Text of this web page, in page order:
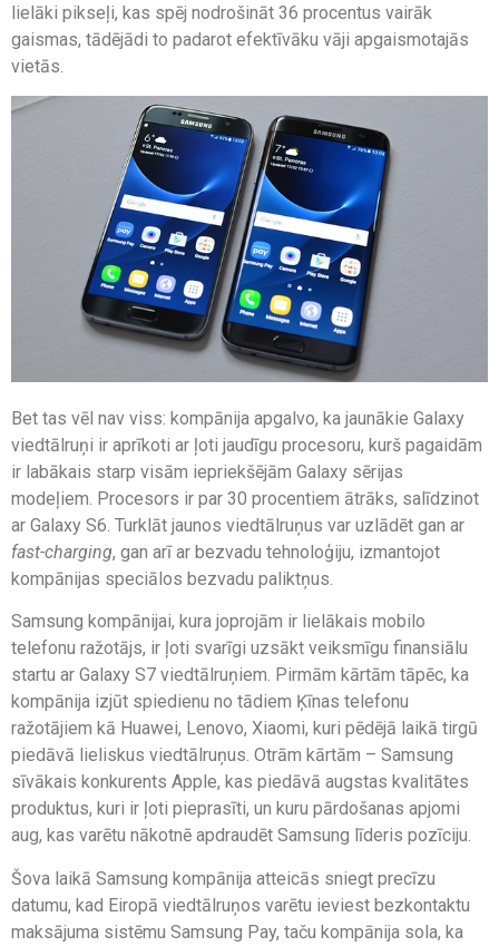
lielāki pikseļi, kas spēj nodrošināt 36 procentus vairāk
gaismas, tādējādi to padarot efektīvāku vāji apgaismotajās
vietās.
Bet tas vēl nav viss: kompānija apgalvo, ka jaunākie Galaxy
viedtālruņi ir aprīkoti ar ļoti jaudīgu procesoru, kurš pagaidām
ir labākais starp visām iepriekšējām Galaxy sērijas
modeļiem. Procesors ir par 30 procentiem ātrāks, salīdzinot
ar Galaxy S6. Turklāt jaunos viedtālruņus var uzlādēt gan ar
fast-charging, gan arī ar bezvadu tehnoloģiju, izmantojot
kompānijas speciālos bezvadu paliktņus.
Samsung kompānijai, kura joprojām ir lielākais mobilo
telefonu ražotājs, ir ļoti svarīgi uzsākt veiksmīgu finansiālu
startu ar Galaxy S7 viedtālruņiem. Pirmām kārtām tāpēc, ka
kompānija izjūt spiedienu no tādiem Ķīnas telefonu
ražotājiem kā Huawei, Lenovo, Xiaomi, kuri pēdējā laikā tirgū
piedāvā lieliskus viedtālruņus. Otrām kārtām – Samsung
sīvākais konkurents Apple, kas piedāvā augstas kvalitātes
produktus, kuri ir ļoti pieprasīti, un kuru pārdošanas apjomi
aug, kas varētu nākotnē apdraudēt Samsung līderis pozīciju.
Šova laikā Samsung kompānija atteicās sniegt precīzu
datumu, kad Eiropā viedtālruņos varētu ieviest bezkontaktu
maksājuma sistēmu Samsung Pay, taču kompānija sola, ka